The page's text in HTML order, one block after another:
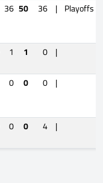
36 50 36 | Playoffs
1 1 0 |
0 0 0 |
0 0 4 |